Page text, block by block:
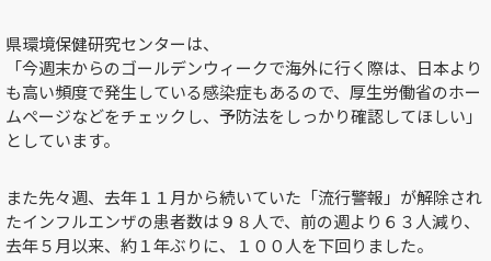
県環境保健研究センターは、
「今週末からのゴールデンウィークで海外に行く際は、日本より
も高い頻度で発生している感染症もあるので、厚生労働省のホー
ムページなどをチェックし、予防法をしっかり確認してほしい」
としています。
また先々週、去年１１月から続いていた「流行警報」が解除され
たインフルエンザの患者数は９８人で、前の週より６３人減り、
去年５月以来、約１年ぶりに、１００人を下回りました。